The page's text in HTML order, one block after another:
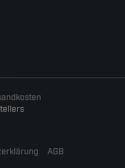
AGB